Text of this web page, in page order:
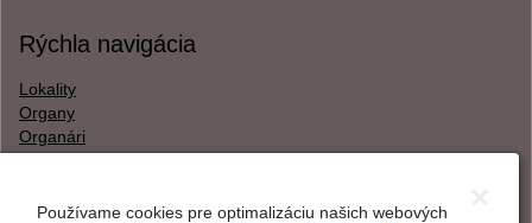
Rýchla navigácia
Lokality
Organy
Organári
Používame cookies pre optimalizáciu našich webových